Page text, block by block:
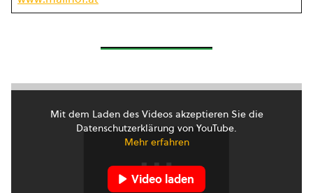
Mit dem Laden des Videos akzeptieren Sie die
Datenschutzerklärung von YouTube.
Mehr erfahren
Video laden